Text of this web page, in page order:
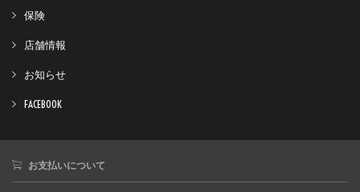
保険
店舗情報
お知らせ
FACEBOOK
お支払いについて